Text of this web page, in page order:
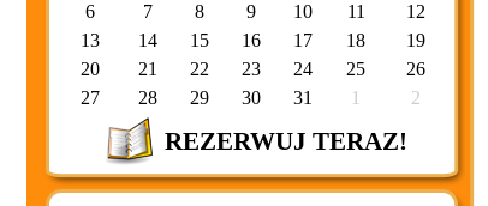
6
7 8 9 10 11
12
13
14 15 16 17 18
19
20
21 22 23 24 25
26
27
28 29 30 31 1 2
REZERWUJ TERAZ!